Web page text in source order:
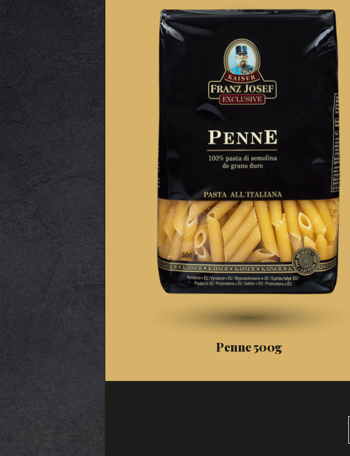
Penne 500g